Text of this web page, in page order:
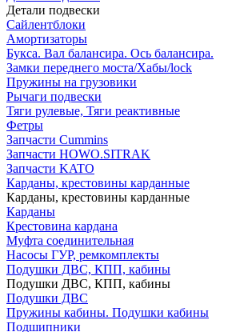
Детали подвески
Cайлентблоки
Амортизаторы
Букса. Вал балансира. Ось балансира.
Замки переднего моста/Хабы/lock
Пружины на грузовики
Рычаги подвески
Тяги рулевые, Тяги реактивные
Фетры
Запчасти Cummins
Запчасти HOWO.SITRAK
Запчасти KATO
Карданы, крестовины карданные
Карданы, крестовины карданные
Карданы
Крестовина кардана
Муфта соединительная
Насосы ГУР, ремкомплекты
Подушки ДВС, КПП, кабины
Подушки ДВС, КПП, кабины
Подушки ДВС
Пружины кабины. Подушки кабины
Подшипники